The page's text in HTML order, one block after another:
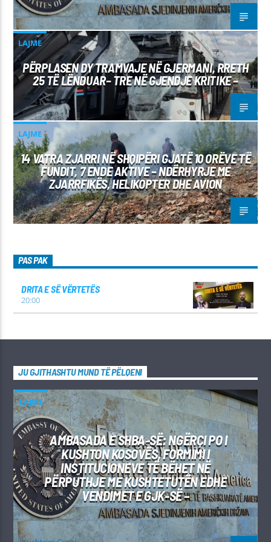
LAJME
PËRPLASEN DY TRAMVAJE NË GJERMANI, RRETH
25 TË LËNDUAR– TRE NË GJENDJE KRITIKE –
LAJME
14 VATRA ZJARRI NË SHQIPËRI GJATË 10 ORËVE TË
FUNDIT, 7 ENDE AKTIVE – NDËRHYRJE ME
ZJARRFIKËS, HELIKOPTER DHE AVION
PAS PAK
DRITA E SË VËRTETËS
20:00
JU GJITHASHTU MUND TË PËLQENI
LAJME
AMBASADA E SHBA-SË: NGËRÇI PO I
KUSHTON KOSOVËS, FORMIMI I
INSTITUCIONEVE TË BËHET NË
PËRPUTHJE ME KUSHTETUTËN EDHE
VENDIMET E GJK-SË –